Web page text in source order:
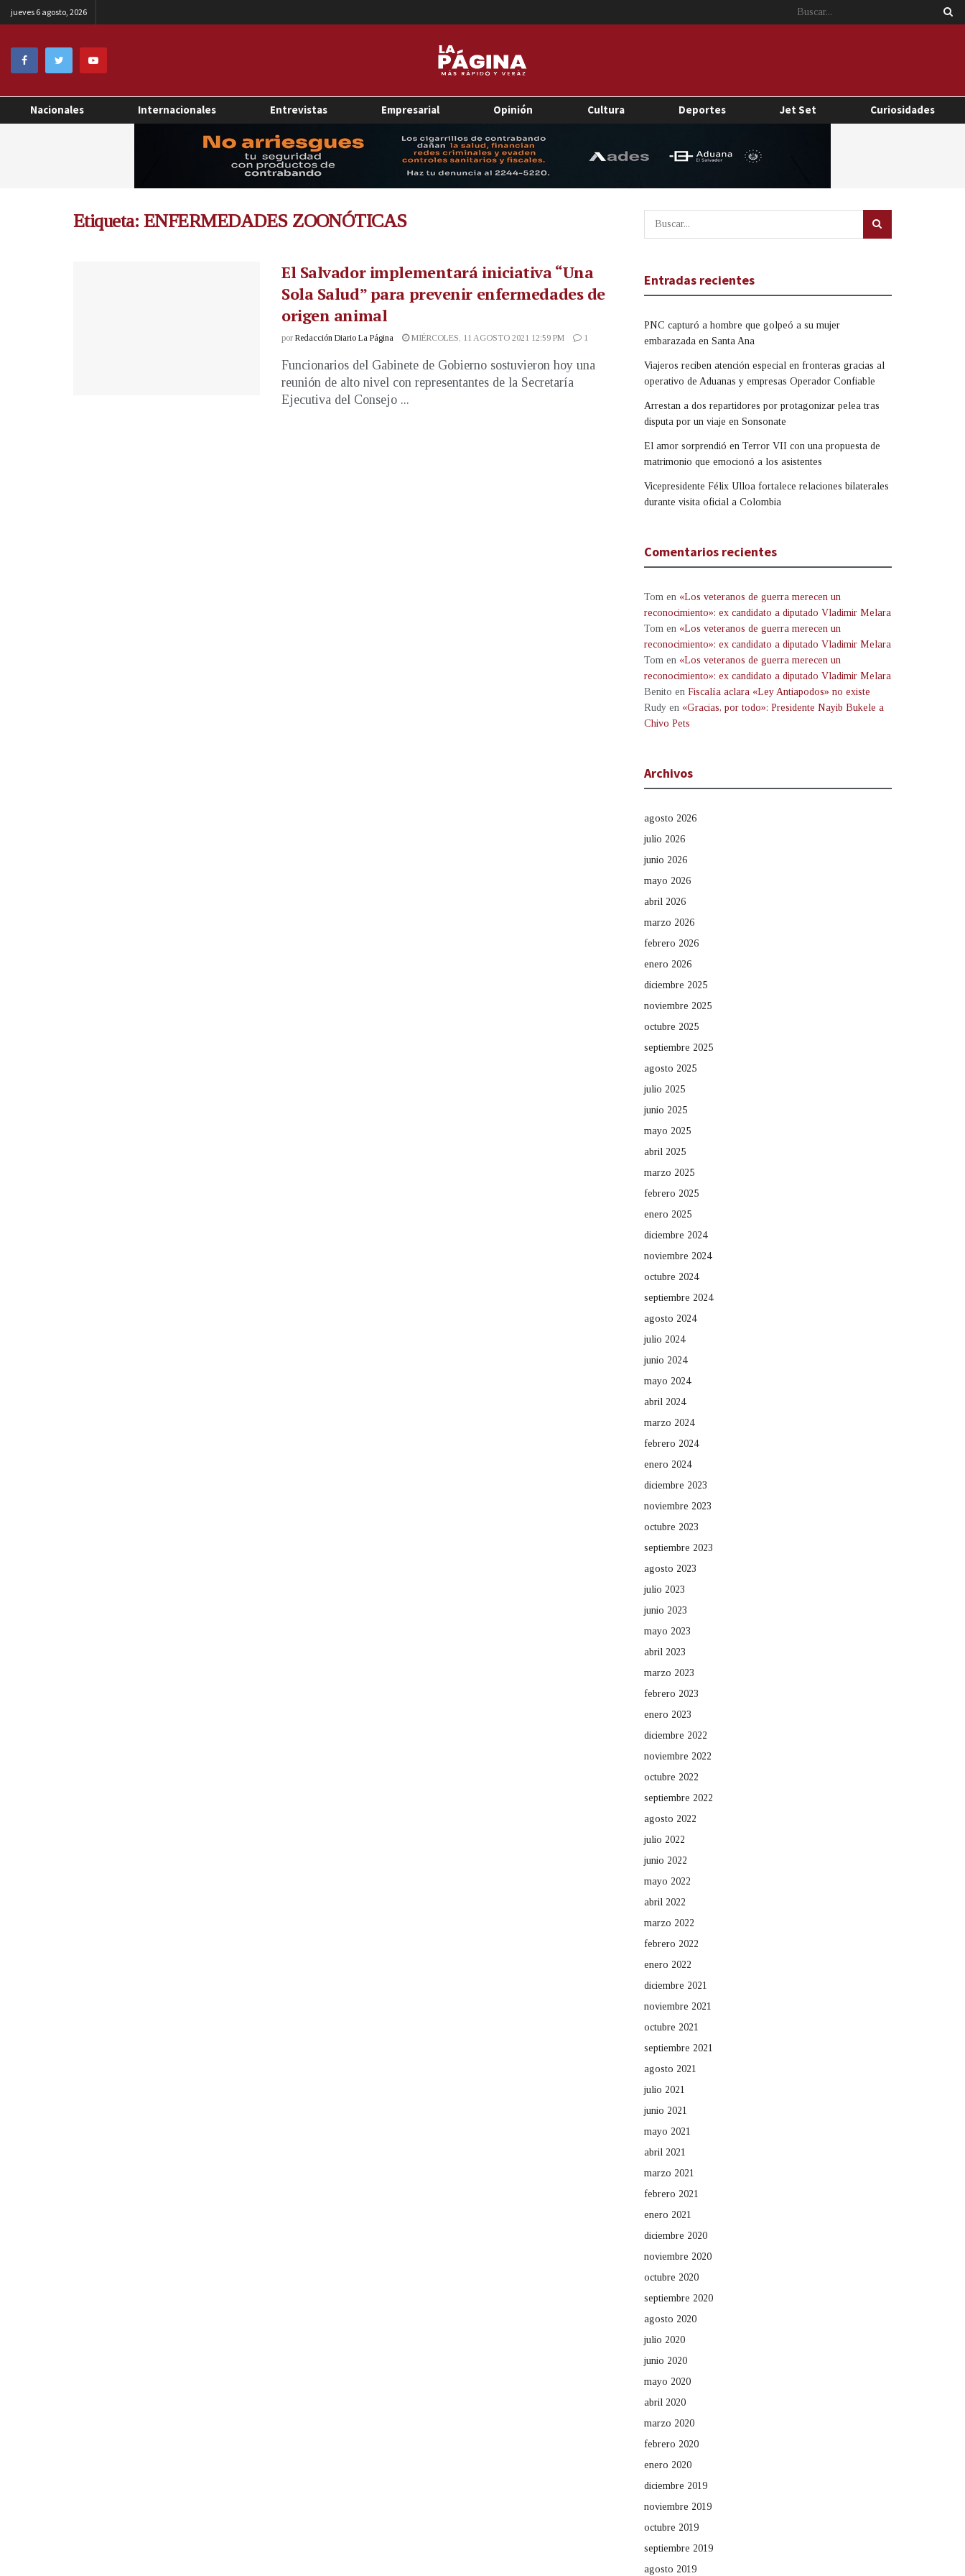
jueves 6 agosto, 2026
Nacionales Internacionales Entrevistas Empresarial Opinión Cultura Deportes Jet Set Curiosidades
Etiqueta: ENFERMEDADES ZOONÓTICAS
El Salvador implementará iniciativa “Una
Sola Salud” para prevenir enfermedades de
origen animal
por Redacción Diario La Página MIÉRCOLES, 11 AGOSTO 2021 12:59 PM 1
Funcionarios del Gabinete de Gobierno sostuvieron hoy una
reunión de alto nivel con representantes de la Secretaría
Ejecutiva del Consejo ...
Entradas recientes
PNC capturó a hombre que golpeó a su mujer
embarazada en Santa Ana
Viajeros reciben atención especial en fronteras gracias al
operativo de Aduanas y empresas Operador Confiable
Arrestan a dos repartidores por protagonizar pelea tras
disputa por un viaje en Sonsonate
El amor sorprendió en Terror VII con una propuesta de
matrimonio que emocionó a los asistentes
Vicepresidente Félix Ulloa fortalece relaciones bilaterales
durante visita oficial a Colombia
Comentarios recientes
Tom en «Los veteranos de guerra merecen un
reconocimiento»: ex candidato a diputado Vladimir Melara
Tom en «Los veteranos de guerra merecen un
reconocimiento»: ex candidato a diputado Vladimir Melara
Tom en «Los veteranos de guerra merecen un
reconocimiento»: ex candidato a diputado Vladimir Melara
Benito en Fiscalía aclara «Ley Antiapodos» no existe
Rudy en «Gracias, por todo»: Presidente Nayib Bukele a
Chivo Pets
Archivos
agosto 2026
julio 2026
junio 2026
mayo 2026
abril 2026
marzo 2026
febrero 2026
enero 2026
diciembre 2025
noviembre 2025
octubre 2025
septiembre 2025
agosto 2025
julio 2025
junio 2025
mayo 2025
abril 2025
marzo 2025
febrero 2025
enero 2025
diciembre 2024
noviembre 2024
octubre 2024
septiembre 2024
agosto 2024
julio 2024
junio 2024
mayo 2024
abril 2024
marzo 2024
febrero 2024
enero 2024
diciembre 2023
noviembre 2023
octubre 2023
septiembre 2023
agosto 2023
julio 2023
junio 2023
mayo 2023
abril 2023
marzo 2023
febrero 2023
enero 2023
diciembre 2022
noviembre 2022
octubre 2022
septiembre 2022
agosto 2022
julio 2022
junio 2022
mayo 2022
abril 2022
marzo 2022
febrero 2022
enero 2022
diciembre 2021
noviembre 2021
octubre 2021
septiembre 2021
agosto 2021
julio 2021
junio 2021
mayo 2021
abril 2021
marzo 2021
febrero 2021
enero 2021
diciembre 2020
noviembre 2020
octubre 2020
septiembre 2020
agosto 2020
julio 2020
junio 2020
mayo 2020
abril 2020
marzo 2020
febrero 2020
enero 2020
diciembre 2019
noviembre 2019
octubre 2019
septiembre 2019
agosto 2019